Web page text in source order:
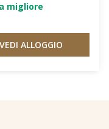
migliore
VEDI ALLOGGIO